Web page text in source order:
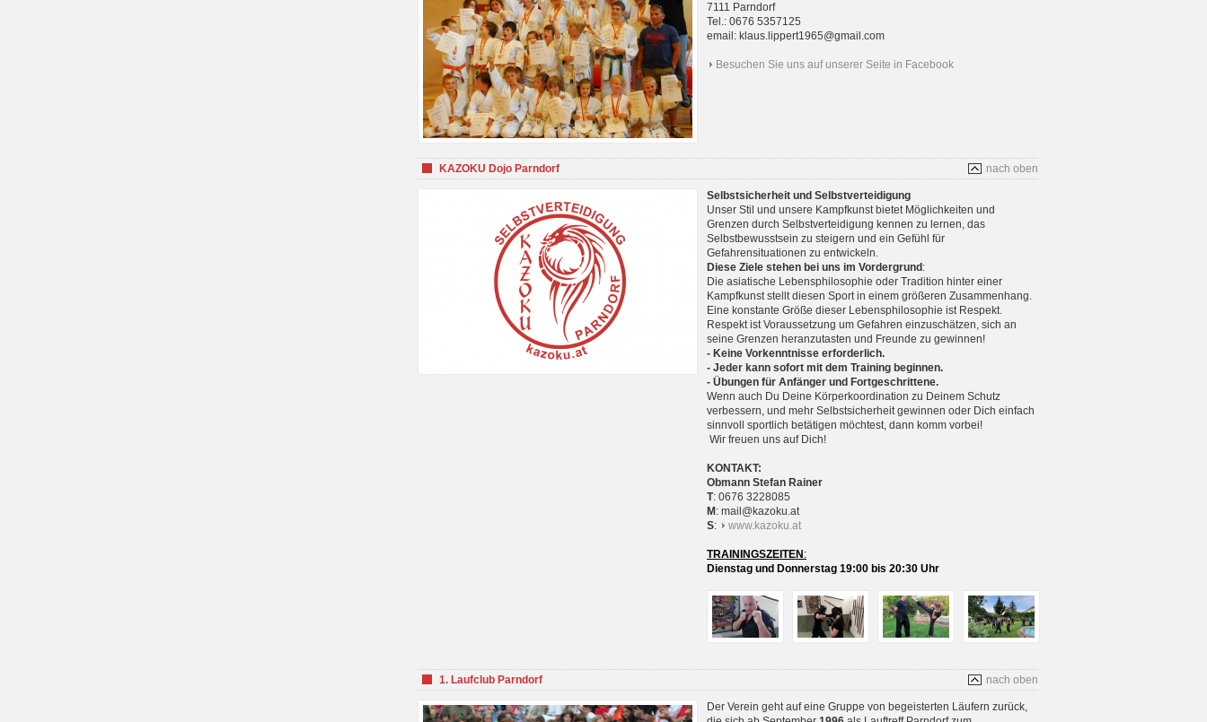
7111 Parndorf
Tel.: 0676 5357125
email: klaus.lippert1965@gmail.com
Besuchen Sie uns auf unserer Seite in Facebook
nach oben
KAZOKU Dojo Parndorf
Selbstsicherheit und Selbstverteidigung
Unser Stil und unsere Kampfkunst bietet Möglichkeiten und
Grenzen durch Selbstverteidigung kennen zu lernen, das
Selbstbewusstsein zu steigern und ein Gefühl für
Gefahrensituationen zu entwickeln.
Diese Ziele stehen bei uns im Vordergrund :
Die asiatische Lebensphilosophie oder Tradition hinter einer
Kampfkunst stellt diesen Sport in einem größeren Zusammenhang.
Eine konstante Größe dieser Lebensphilosophie ist Respekt.
Respekt ist Voraussetzung um Gefahren einzuschätzen, sich an
seine Grenzen heranzutasten und Freunde zu gewinnen!
- Keine Vorkenntnisse erforderlich.
- Jeder kann sofort mit dem Training beginnen.
- Übungen für Anfänger und Fortgeschrittene.
Wenn auch Du Deine Körperkoordination zu Deinem Schutz
verbessern, und mehr Selbstsicherheit gewinnen oder Dich einfach
sinnvoll sportlich betätigen möchtest, dann komm vorbei!
Wir freuen uns auf Dich!
KONTAKT:
Obmann Stefan Rainer
T: 0676 3228085
M : mail@kazoku.at
S: www.kazoku.at
TRAININGSZEITEN :
Dienstag und Donnerstag 19:00 bis 20:30 Uhr
nach oben
1. Laufclub Parndorf
Der Verein geht auf eine Gruppe von begeisterten Läufern zurück,